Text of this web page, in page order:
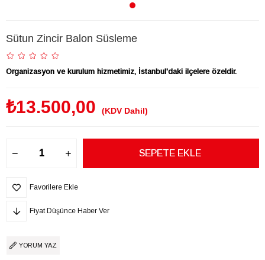
Sütun Zincir Balon Süsleme
Organizasyon ve kurulum hizmetimiz, İstanbul'daki ilçelere özeldir.
₺13.500,00 (KDV Dahil)
Favorilere Ekle
Fiyat Düşünce Haber Ver
YORUM YAZ